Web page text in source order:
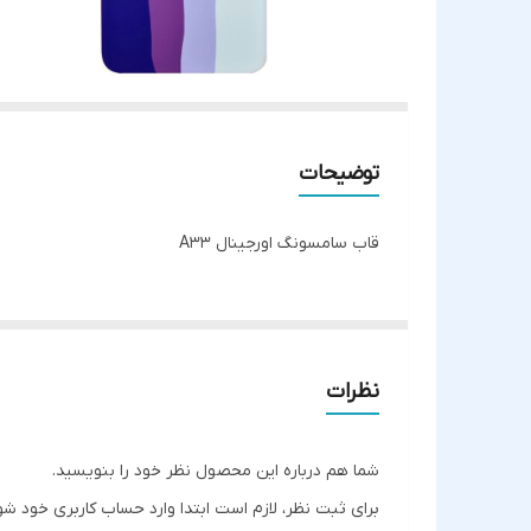
توضیحات
قاب سامسونگ اورجینال A33
نظرات
شما هم درباره این محصول نظر خود را بنویسید.
برای ثبت نظر، لازم است ابتدا وارد حساب کاربری خود